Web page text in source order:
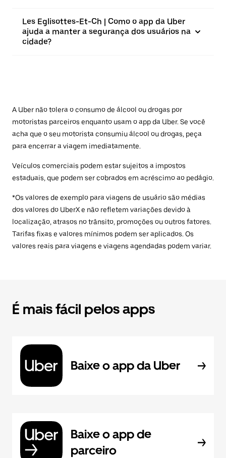
Les Eglisottes-Et-Ch | Como o app da Uber
ajuda a manter a segurança dos usuários na
cidade?
A Uber não tolera o consumo de álcool ou drogas por
motoristas parceiros enquanto usam o app da Uber. Se você
acha que o seu motorista consumiu álcool ou drogas, peça
para encerrar a viagem imediatamente.
Veículos comerciais podem estar sujeitos a impostos
estaduais, que podem ser cobrados em acréscimo ao pedágio.
*Os valores de exemplo para viagens de usuário são médias
dos valores do UberX e não refletem variações devido à
localização, atrasos no trânsito, promoções ou outros fatores.
Tarifas fixas e valores mínimos podem ser aplicados. Os
valores reais para viagens e viagens agendadas podem variar.
É mais fácil pelos apps
Baixe o app da Uber
Baixe o app de
parceiro